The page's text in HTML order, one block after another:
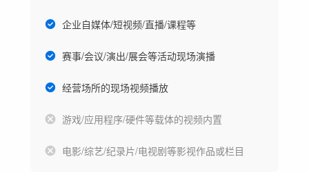
企业自媒体/短视频/直播/课程等
赛事/会议/演出/展会等活动现场演播
经营场所的现场视频播放
游戏/应用程序/硬件等载体的视频内置
电影/综艺/纪录片/电视剧等影视作品或栏目